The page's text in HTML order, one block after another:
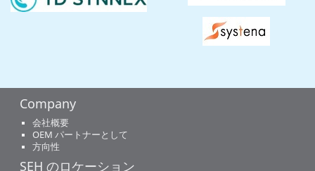
Company
会社概要
OEM パートナーとして
方向性
SEH のロケーション